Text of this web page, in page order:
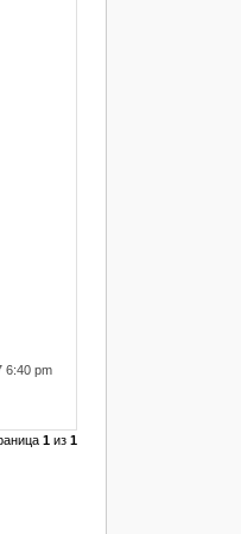
6:40 pm
1из 1